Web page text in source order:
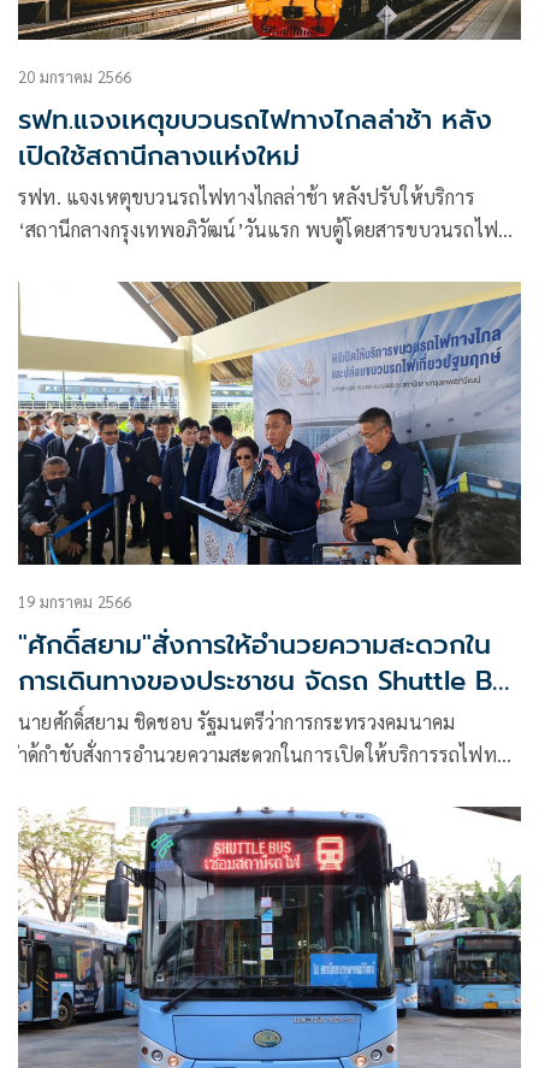
20 มกราคม 2566
รฟท.แจงเหตุขบวนรถไฟทางไกลล่าช้า หลัง
เปิดใช้สถานีกลางแห่งใหม่
รฟท. แจงเหตุขบวนรถไฟทางไกลล่าช้า หลังปรับให้บริการ
‘สถานีกลางกรุงเทพอภิวัฒน์’วันแรก พบตู้โดยสารขบวนรถไฟ
ดีเลย์ไม่เกี่ยวกับการเปิดขบวนเที่ยวปฐมฤกษ์
19 มกราคม 2566
"ศักดิ์สยาม"สั่งการให้อำนวยความสะดวกใน
การเดินทางของประชาชน จัดรถ Shuttle Bus
และรถเฉพาะกิจให้บริการฟรี 2 เส้นทาง เชื่อม
ต่อสถานีกลางกรุงเทพอภิวัฒน์และสถานี
นายศักดิ์สยาม ชิดชอบ รัฐมนตรีว่าการกระทรวงคมนาคม
ำด้กำชับสั่งการอำนวยความสะดวกในการเปิดให้บริการรถไฟทาง
พิเศษ ด่ว